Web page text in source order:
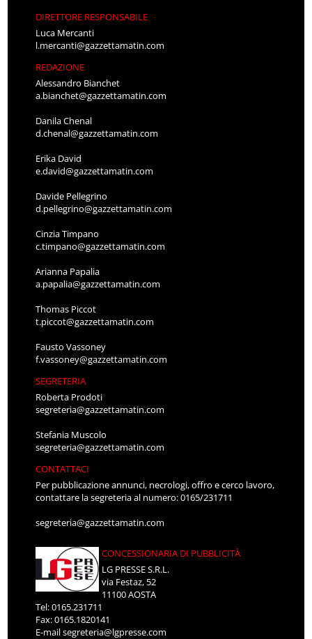
DIRETTORE RESPONSABILE
Luca Mercanti
l.mercanti@gazzettamatin.com
REDAZIONE
Alessandro Bianchet
a.bianchet@gazzettamatin.com
Danila Chenal
d.chenal@gazzettamatin.com
Erika David
e.david@gazzettamatin.com
Davide Pellegrino
d.pellegrino@gazzettamatin.com
Cinzia Timpano
c.timpano@gazzettamatin.com
Arianna Papalia
a.papalia@gazzettamatin.com
Thomas Piccot
t.piccot@gazzettamatin.com
Fausto Vassoney
f.vassoney@gazzettamatin.com
SEGRETERIA
Roberta Prodoti
segreteria@gazzettamatin.com
Stefania Muscolo
segreteria@gazzettamatin.com
CONTATTACI
Per pubblicazione annunci, necrologi, offro e cerco lavoro,
contattare la segreteria al numero: 0165/231711
segreteria@gazzettamatin.com
CONCESSIONARIA DI PUBBLICITÀ
LG PRESSE S.R.L.
via Festaz, 52
11100 AOSTA
Tel: 0165.231711
Fax: 0165.1820141
E-mailsegreteria@lgpresse.com